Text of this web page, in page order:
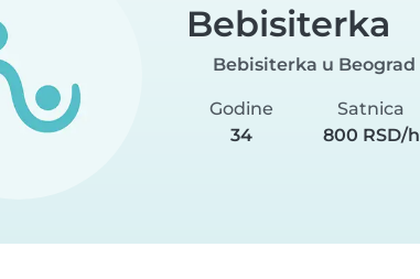
Bebisiterka
Bebisiterka u Beograd
Godine
34
Satnica
800 RSD/h